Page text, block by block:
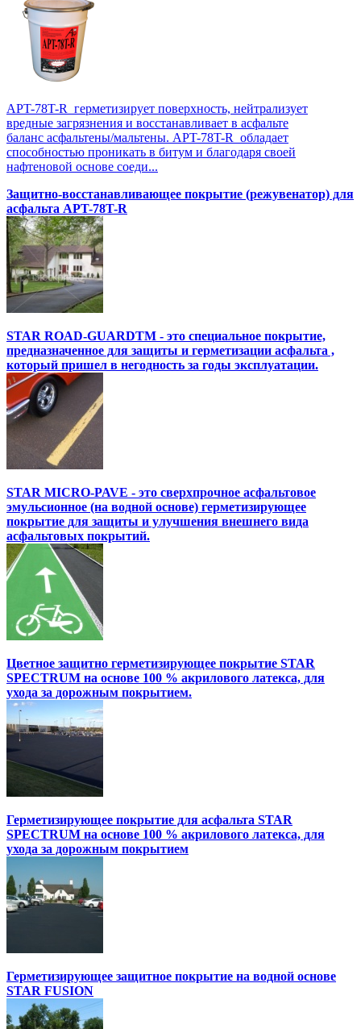
APT-78T-R герметизирует поверхность, нейтрализует
вредные загрязнения и восстанавливает в асфальте
баланс асфальтены/мальтены. APT-78T-R обладает
способностью проникать в битум и благодаря своей
нафтеновой основе соеди...
Защитно-восстанавливающее покрытие (режувенатор) для
асфальта APT-78T-R
STAR ROAD-GUARDTM - это специальное покрытие,
предназначенное для защиты и герметизации асфальта ,
который пришел в негодность за годы эксплуатации.
STAR MICRO-PAVE - это сверхпрочное асфальтовое
эмульсионное (на водной основе) герметизирующее
покрытие для защиты и улучшения внешнего вида
асфальтовых покрытий.
Цветное защитно герметизирующее покрытие STAR
SPECTRUM на основе 100 % акрилового латекса, для
ухода за дорожным покрытием.
Герметизирующее покрытие для асфальта STAR
SPECTRUM на основе 100 % акрилового латекса, для
ухода за дорожным покрытием
Герметизирующее защитное покрытие на водной основе
STAR FUSION